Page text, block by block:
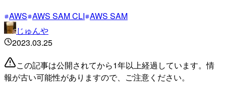
AWS AWS SAM CLI AWS SAM
じゅんや
2023.03.25
この記事は公開されてから1年以上経過しています。情
報が古い可能性がありますので、ご注意ください。